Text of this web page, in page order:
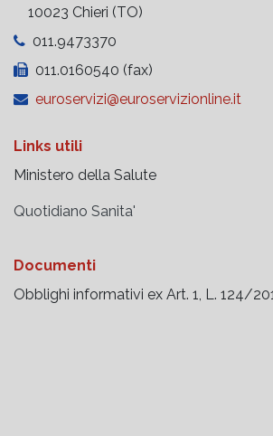
10023 Chieri (TO)
011.9473370
011.0160540 (fax)
euroservizi@euroservizionline.it
Links utili
Ministero della Salute
Quotidiano Sanita'
Documenti
Obblighi informativi ex Art. 1, L. 124/